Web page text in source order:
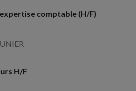
comptable (H/F)
H/F